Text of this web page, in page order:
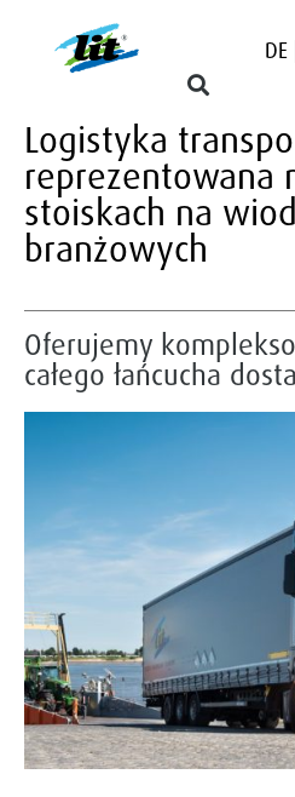
DE|
Logistyka
reprezentowana
stoiskach na
branżowych
Oferujemy
całego łańcucha